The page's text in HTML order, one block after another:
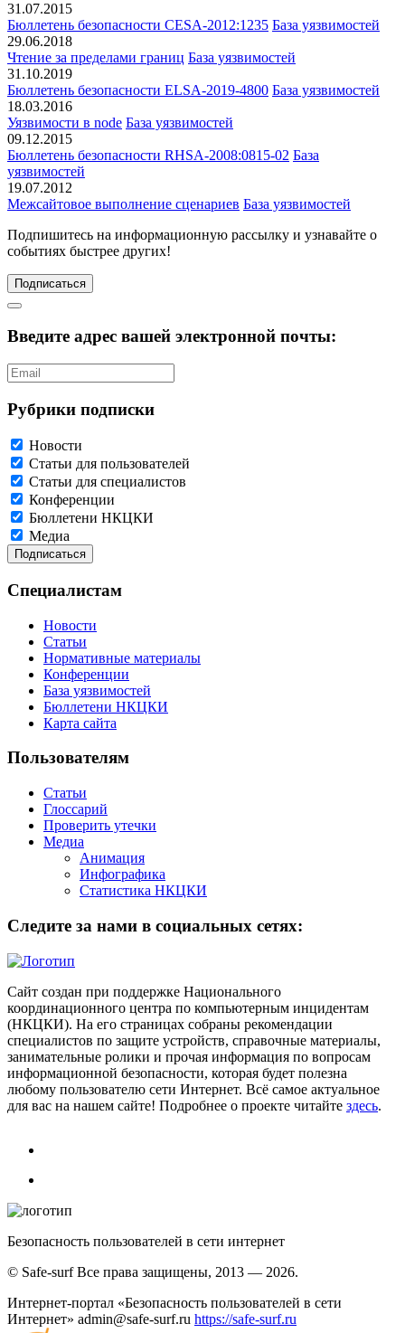
31.07.2015
Бюллетень безопасности CESA-2012:1235 База уязвимостей
29.06.2018
Чтение за пределами границ База уязвимостей
31.10.2019
Бюллетень безопасности ELSA-2019-4800 База уязвимостей
18.03.2016
Уязвимости в node База уязвимостей
09.12.2015
Бюллетень безопасности RHSA-2008:0815-02 База
уязвимостей
19.07.2012
Межсайтовое выполнение сценариев База уязвимостей
Подпишитесь на информационную рассылку и узнавайте о
событиях быстрее других!
Подписаться
Введите адрес вашей электронной почты:
Рубрики подписки
Новости
Статьи для пользователей
Статьи для специалистов
Конференции
Бюллетени НКЦКИ
Медиа
Специалистам
Новости
Статьи
Нормативные материалы
Конференции
База уязвимостей
Бюллетени НКЦКИ
Карта сайта
Пользователям
Статьи
Глоссарий
Проверить утечки
Медиа
Анимация
Инфографика
Статистика НКЦКИ
Следите за нами в социальных сетях:
Сайт создан при поддержке Национального
координационного центра по компьютерным инцидентам
(НКЦКИ). На его страницах собраны рекомендации
специалистов по защите устройств, справочные материалы,
занимательные ролики и прочая информация по вопросам
информационной безопасности, которая будет полезна
любому пользователю сети Интернет. Всё самое актуальное
для вас на нашем сайте! Подробнее о проекте читайте здесь.
Безопасность пользователей в сети интернет
© Safe-surf Все права защищены, 2013 — 2026.
Интернет-портал «Безопасность пользователей в сети
Интернет» admin@safe-surf.ru https://safe-surf.ru